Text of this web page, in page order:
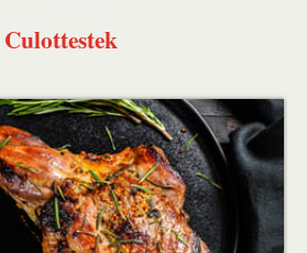
Culottestek